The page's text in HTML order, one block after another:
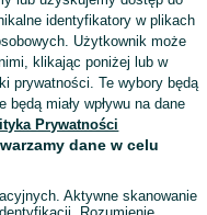
identyfikatory w plikach
Użytkownik może
klikając poniżej lub w
prywatności. Te wybory będą
miały wpływu na dane
Prywatności
dane w celu
Aktywne skanowanie